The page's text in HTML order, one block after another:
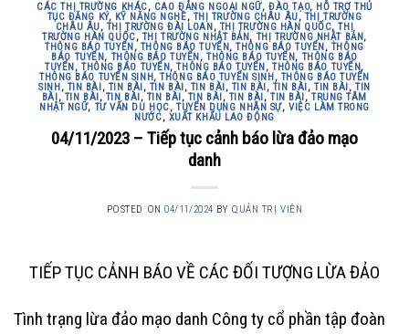
CÁC THỊ TRƯỜNG KHÁC, CAO ĐẲNG NGOẠI NGỮ,ĐÀO TẠO, HỖ TRỢ THỦ
TỤC ĐĂNG KÝ, KỸ NĂNG NGHỀ, THỊ TRƯỜNG CHÂU ÂU, THỊ TRƯỜNG
CHÂU ÂU, THỊ TRƯỜNG ĐÀI LOAN , THỊ TRƯỜNG HÀN QUỐC,THỊ
TRƯỜNG HÀN QUỐC, THỊ TRƯỜNG NHẬT BẢN , THỊ TRƯỜNG NHẬT BẢN ,
THÔNG BÁO TUYỂN , THÔNG BÁO TUYỂN ,THÔNG BÁO TUYỂN , THÔNG
BÁO TUYỂN , THÔNG BÁO TUYỂN ,THÔNG BÁO TUYỂN , THÔNG BÁO
TUYỂN , THÔNG BÁO TUYỂN ,THÔNG BÁO TUYỂN ,THÔNG BÁO TUYỂN,
THÔNG BÁO TUYỂN SINH ,THÔNG BÁO TUYỂN SINH , THÔNG BÁO TUYỂN
SINH , TIN BÀI , TIN BÀI , TIN BÀI , TIN BÀI , TIN BÀI , TIN BÀI , TIN BÀI , TIN
BÀI , TIN BÀI , TIN BÀI , TIN BÀI , TIN BÀI , TIN BÀI , TIN BÀI ,TRUNG TÂM
NHẬT NGỮ, TƯ VẤN DU HỌC, TUYỂN DỤNG NHÂN SỰ,VIỆC LÀM TRONG
NƯỚC, XUẤT KHẨU LAO ĐỘNG
04/11/2023 – Tiếp tục cảnh báo lừa đảo mạo
danh
POSTED ON04/11/2024 BY QUẢN TRỊ VIÊN
TIẾP TỤC CẢNH BÁO VỀ CÁC ĐỐI TƯỢNG LỪA ĐẢO
Tình trạng lừa đảo mạo danh Công ty cổ phần tập đoàn